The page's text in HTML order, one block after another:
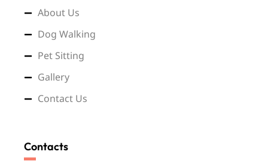
About Us
Dog Walking
Pet Sitting
Gallery
Contact Us
Contacts